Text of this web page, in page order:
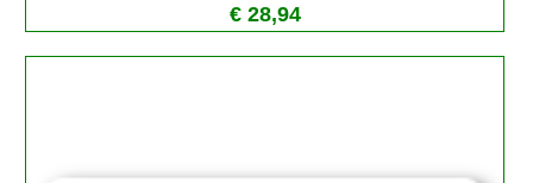
€ 28,94